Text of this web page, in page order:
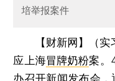
培举报案件
【财新网】（
应上海冒牌奶粉案。
办召开新闻发布会，